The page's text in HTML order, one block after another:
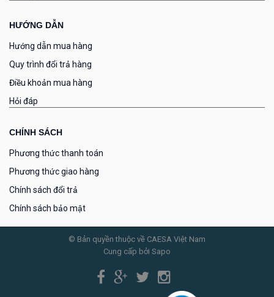
HƯỚNG DẪN
Hướng dẫn mua hàng
Quy trình đổi trả hàng
Điều khoản mua hàng
Hỏi đáp
CHÍNH SÁCH
Phương thức thanh toán
Phương thức giao hàng
Chính sách đổi trả
Chính sách bảo mật
© Bản quyền thuộc về CAESA Việt Nam
Cung cấp bởi Sapo